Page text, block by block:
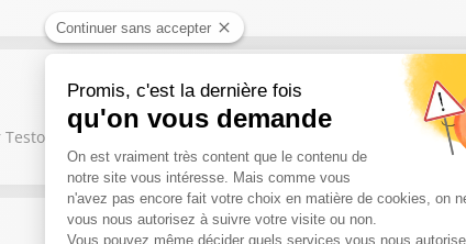
nous parle de l'arrivée en Bourse Space X : "Pourquoi